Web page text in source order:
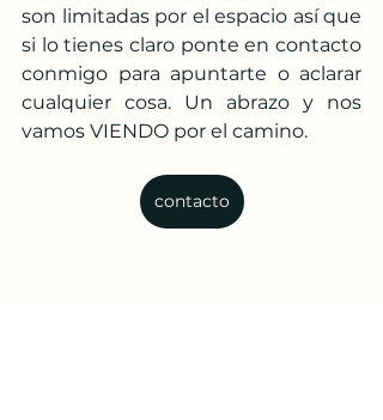
son limitadas por el espacio así que
si lo tienes claro ponte en contacto
conmigo para apuntarte o aclarar
cualquier cosa. Un abrazo y nos
vamos VIENDO por el camino.
contacto